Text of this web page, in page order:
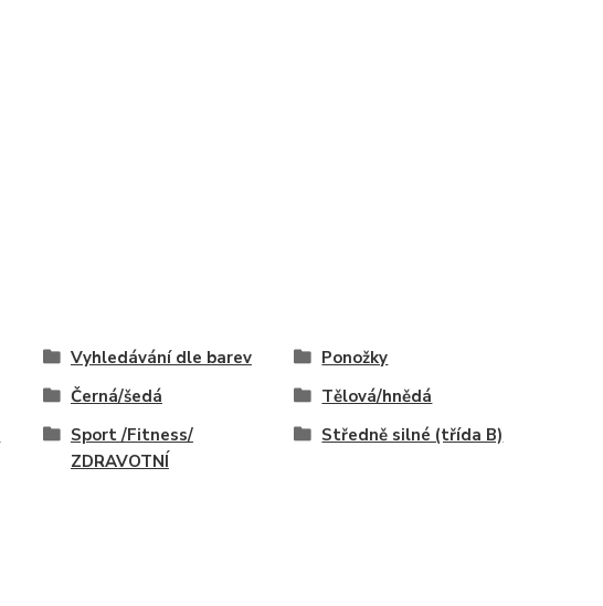
Vyhledávání dle barev
Ponožky
Černá/šedá
Tělová/hnědá
Sport /Fitness/
ZDRAVOTNÍ
Středně silné (třída B)